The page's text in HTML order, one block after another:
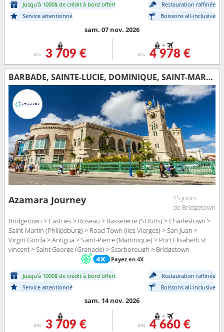
Jusqu'à 1000$ de crédit à bord offert
Restauration raffinée
Service attentionné
Boissons all-inclusive
sam. 07 nov. 2026
dès 3 709 €
+
dès 4 978 €
BARBADE, SAINTE-LUCIE, DOMINIQUE, SAINT-MARTIN, TORTOLA, PORTO RICO, VIRGIN GORDA, ANTIGUA-ET-BARBUDA, MARTINIQUE, SAINT VINCENT-ET-LES-GRENADINES, GRENADE, TRINITÉ-ET-TOBAGO
Azamara Journey
15 jours
de Bridgetown
Bridgetown > Castries > Roseau > Basseterre (St Kitts) > Charlestown >
Saint-Martin (Philipsburg) > Road Town (Iles Vierges) > San Juan >
Virgin Gorda > Antigua > Saint-Pierre (Martinique) > Port Elisabeth st
vincent > Saint George (Grenade) > Scarborough > Bridgetown
Payez en 4X
Jusqu'à 1000$ de crédit à bord offert
Restauration raffinée
Service attentionné
Boissons all-inclusive
sam. 14 nov. 2026
dès 3 709 €
+
dès 4 660 €